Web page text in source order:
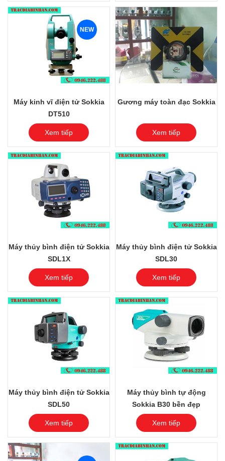
NEW
Máy kinh vĩ điện tử Sokkia
DT510
Xem tiếp
Gương máy toàn đạc Sokkia
Xem tiếp
Máy thủy bình điện tử Sokkia
SDL1X
Xem tiếp
Máy thủy bình điện tử Sokkia
SDL30
Xem tiếp
Máy thủy bình điện tử Sokkia
SDL50
Xem tiếp
Máy thủy bình tự động
Sokkia B30 bền đẹp
Xem tiếp